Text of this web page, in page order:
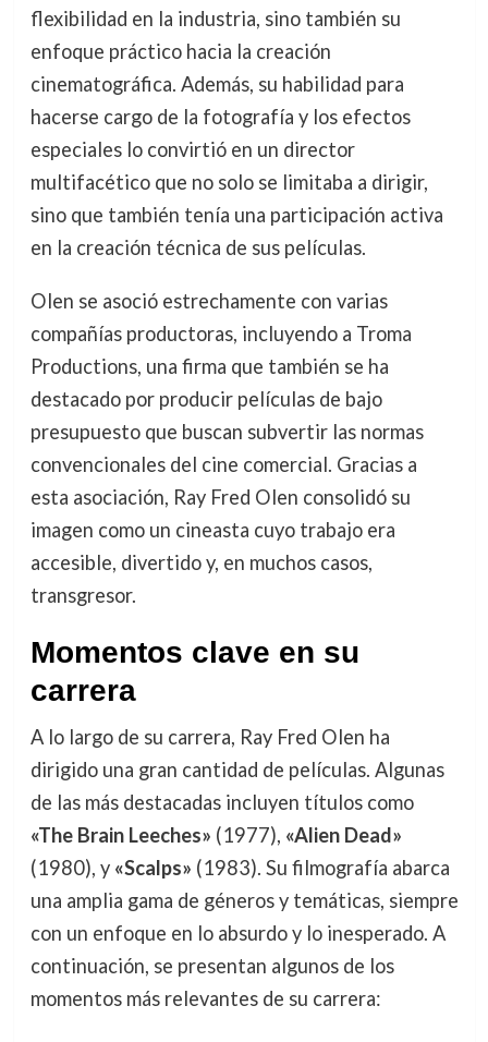
flexibilidad en la industria, sino también su
enfoque práctico hacia la creación
cinematográfica. Además, su habilidad para
hacerse cargo de la fotografía y los efectos
especiales lo convirtió en un director
multifacético que no solo se limitaba a dirigir,
sino que también tenía una participación activa
en la creación técnica de sus películas.
Olen se asoció estrechamente con varias
compañías productoras, incluyendo a Troma
Productions, una firma que también se ha
destacado por producir películas de bajo
presupuesto que buscan subvertir las normas
convencionales del cine comercial. Gracias a
esta asociación, Ray Fred Olen consolidó su
imagen como un cineasta cuyo trabajo era
accesible, divertido y, en muchos casos,
transgresor.
Momentos clave en su
carrera
A lo largo de su carrera, Ray Fred Olen ha
dirigido una gran cantidad de películas. Algunas
de las más destacadas incluyen títulos como
«The Brain Leeches» (1977), «Alien Dead»
(1980), y «Scalps» (1983). Su filmografía abarca
una amplia gama de géneros y temáticas, siempre
con un enfoque en lo absurdo y lo inesperado. A
continuación, se presentan algunos de los
momentos más relevantes de su carrera: